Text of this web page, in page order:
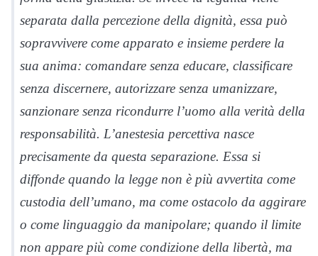
separata dalla percezione della dignità, essa può
sopravvivere come apparato e insieme perdere la
sua anima: comandare senza educare, classificare
senza discernere, autorizzare senza umanizzare,
sanzionare senza ricondurre l’uomo alla verità della
responsabilità. L’anestesia percettiva nasce
precisamente da questa separazione. Essa si
diffonde quando la legge non è più avvertita come
custodia dell’umano, ma come ostacolo da aggirare
o come linguaggio da manipolare; quando il limite
non appare più come condizione della libertà, ma